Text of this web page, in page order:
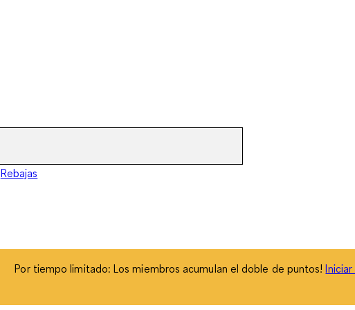
Rebajas
Por tiempo limitado: Los miembros acumulan el doble de puntos!